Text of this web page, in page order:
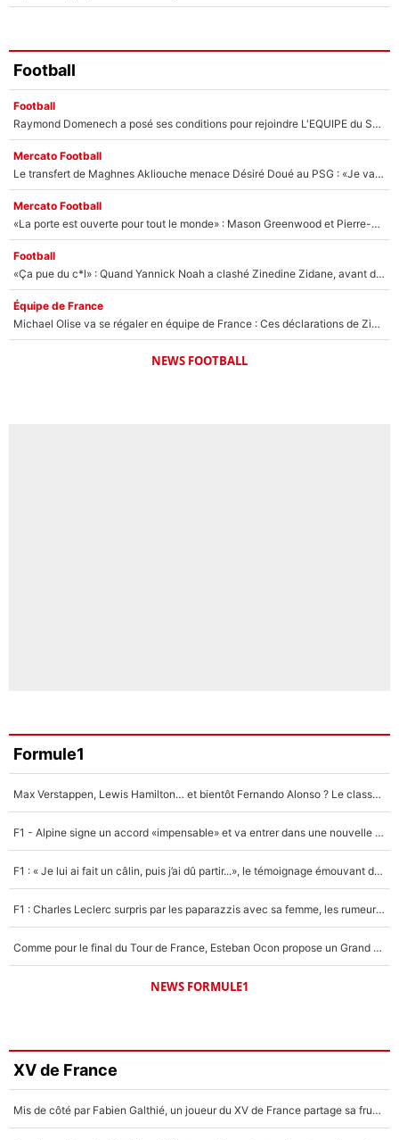
Football
Football
Raymond Domenech a posé ses conditions pour rejoindre L'EQUIPE du Soir : Il refuse de faire l'émission avec un autre chroniqueur !
Mercato Football
Le transfert de Maghnes Akliouche menace Désiré Doué au PSG : «Je valide à 200%»
Mercato Football
«La porte est ouverte pour tout le monde» : Mason Greenwood et Pierre-Emerick Aubameyang ont quitté l'OM, Amine Gouiri balance sur la suite du mercato et sur la réaction du vestiaire !
Football
«Ça pue du c*l» : Quand Yannick Noah a clashé Zinedine Zidane, avant de se faire recadrer par le nouveau sélectionneur de l'équipe de France !
Équipe de France
Michael Olise va se régaler en équipe de France : Ces déclarations de Zinedine Zidane qui prouvent qu'il va tout miser sur la star du Bayern Munich !
NEWS FOOTBALL
Formule1
Max Verstappen, Lewis Hamilton… et bientôt Fernando Alonso ? Le classement des pilotes les mieux payés en Formule 1 risque de changer !
F1 - Alpine signe un accord «impensable» et va entrer dans une nouvelle dimension : Grande nouvelle pour Pierre Gasly !
F1 : « Je lui ai fait un câlin, puis j’ai dû partir...», le témoignage émouvant de Max Verstappen sur sa fille
F1 : Charles Leclerc surpris par les paparazzis avec sa femme, les rumeurs étaient vraies !
Comme pour le final du Tour de France, Esteban Ocon propose un Grand Prix de Formule 1 à Paris : «Autour de l’Arc de Triomphe, ce serait génial» !
NEWS FORMULE1
XV de France
Mis de côté par Fabien Galthié, un joueur du XV de France partage sa frustration : «ils ne me l’ont pas dit tout de suite»